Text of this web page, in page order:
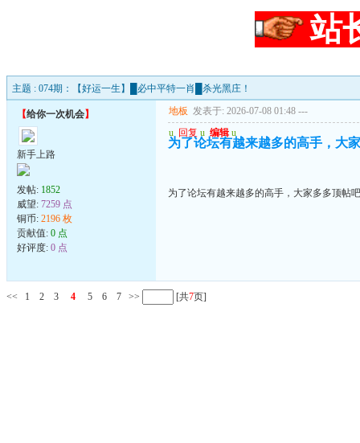
站
主题 : 074期：【好运一生】█必中平特一肖█杀光黑庄！
【给你一次机会】
新手上路
发帖: 1852
威望: 7259 点
铜币: 2196 枚
贡献值: 0 点
好评度: 0 点
地板 发表于: 2026-07-08 01:48 ---
u 回复 u 编辑 u
为了论坛有越来越多的高手，大
为了论坛有越来越多的高手，大家多多顶帖
<< 1 2 3 4 5 6 7 >> [共7页]